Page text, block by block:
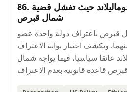
86. لماذا تنجح قضية صوماليلاند حيث تفشل قضية
شمال قبرص
قبرص باعتراف دولة واحدة عضو
ويكشف اختبار بوابة الاعتراف
عائقا سياسيا، فيما يواجه شمال